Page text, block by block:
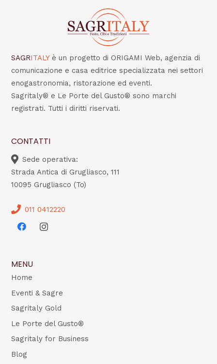
SAGRITALY è un progetto di ORIGAMI Web, agenzia di
comunicazione e casa editrice specializzata nei settori
enogastronomia, ristorazione ed eventi.
Sagritaly® e Le Porte del Gusto® sono marchi
registrati. Tutti i diritti riservati.
CONTATTI
Sede operativa:
Strada Antica di Grugliasco, 111
10095 Grugliasco (To)
011 0412220
MENU
Home
Eventi & Sagre
Sagritaly Gold
Le Porte del Gusto®
Sagritaly for Business
Blog